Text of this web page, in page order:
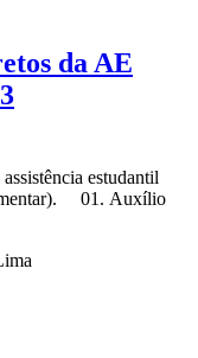
da AE
estudantil
01. Auxílio